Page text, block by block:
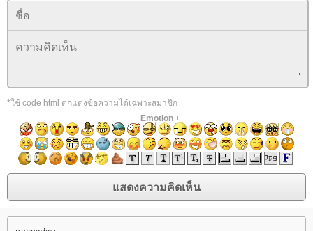
*ใช้ code html ตกแต่งข้อความได้เฉพาะสมาชิก
+ Emotion+